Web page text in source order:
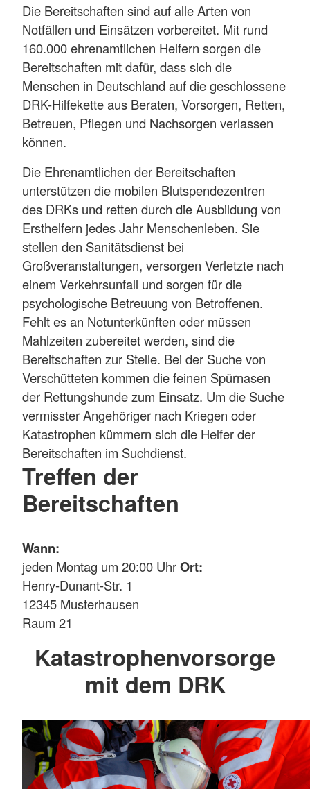
Die Bereitschaften sind auf alle Arten von
Notfällen und Einsätzen vorbereitet. Mit rund
160.000 ehrenamtlichen Helfern sorgen die
Bereitschaften mit dafür, dass sich die
Menschen in Deutschland auf die geschlossene
DRK-Hilfekette aus Beraten, Vorsorgen, Retten,
Betreuen, Pflegen und Nachsorgen verlassen
können.
Die Ehrenamtlichen der Bereitschaften
unterstützen die mobilen Blutspendezentren
des DRKs und retten durch die Ausbildung von
Ersthelfern jedes Jahr Menschenleben. Sie
stellen den Sanitätsdienst bei
Großveranstaltungen, versorgen Verletzte nach
einem Verkehrsunfall und sorgen für die
psychologische Betreuung von Betroffenen.
Fehlt es an Notunterkünften oder müssen
Mahlzeiten zubereitet werden, sind die
Bereitschaften zur Stelle. Bei der Suche von
Verschütteten kommen die feinen Spürnasen
der Rettungshunde zum Einsatz. Um die Suche
vermisster Angehöriger nach Kriegen oder
Katastrophen kümmern sich die Helfer der
Bereitschaften im Suchdienst.
Treffen der
Bereitschaften
Wann:
jeden Montag um 20:00 UhrOrt:
Henry-Dunant-Str. 1
12345 Musterhausen
Raum 21
Katastrophenvorsorge
mit dem DRK